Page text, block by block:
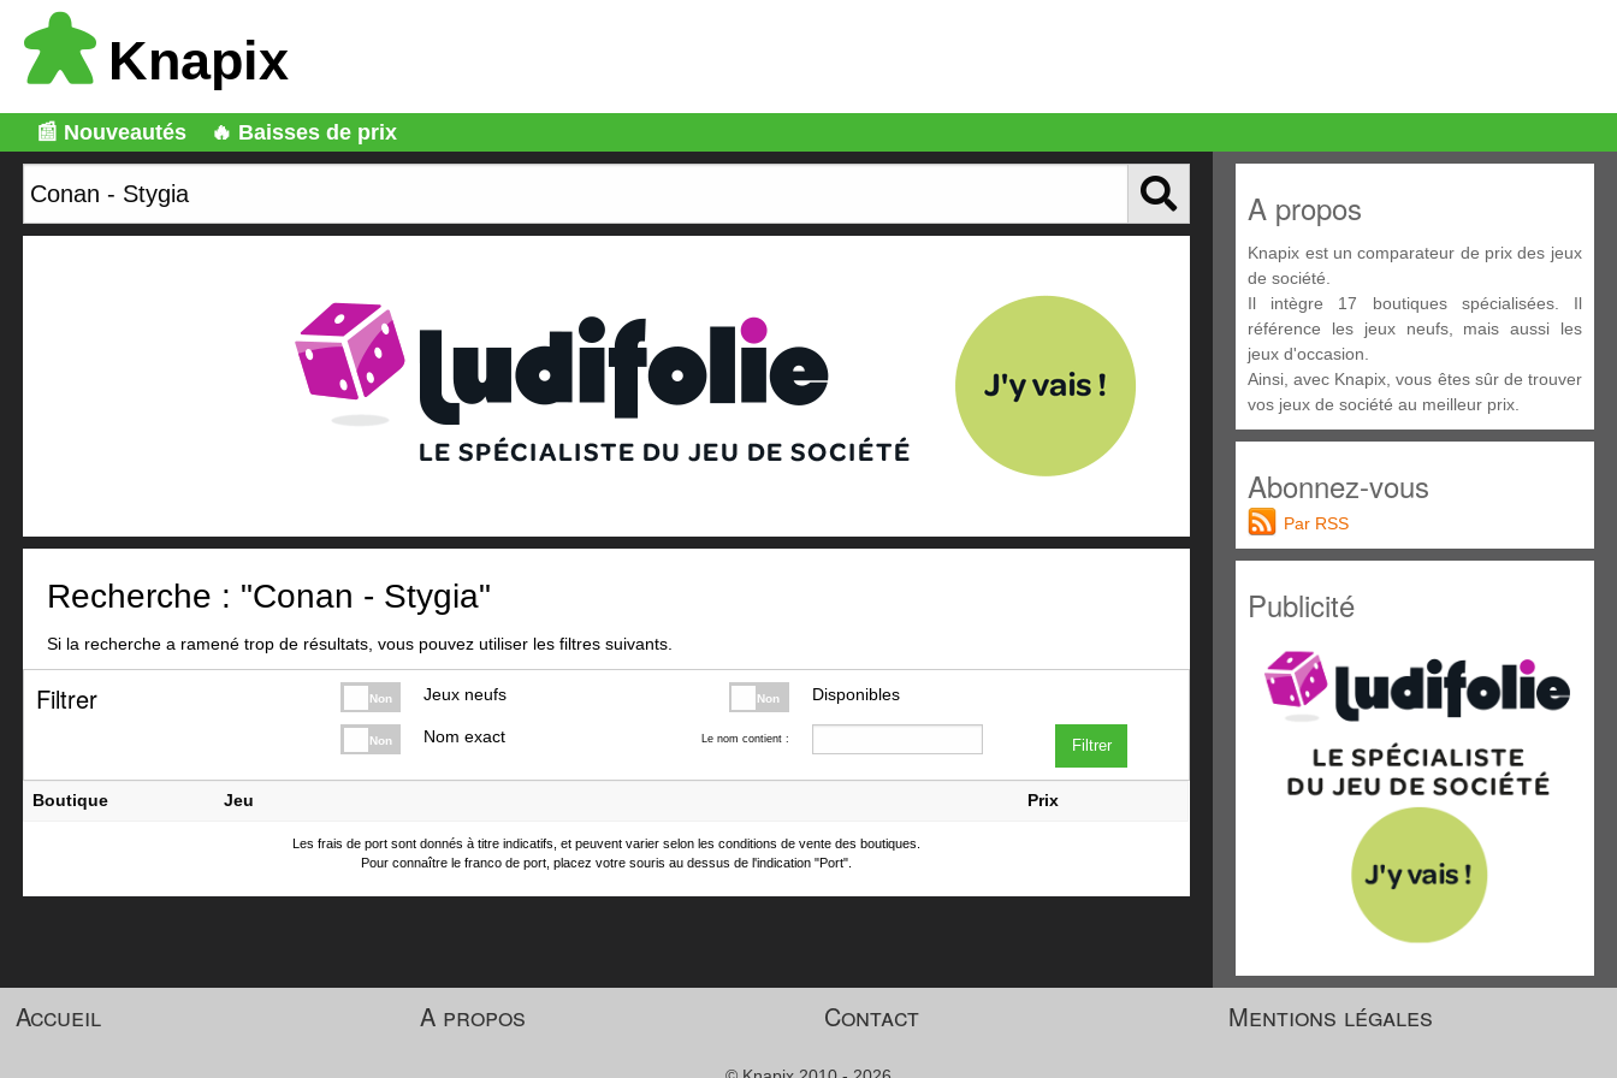
Knapix
📰 Nouveautés 🔥 Baisses de prix
Recherche : "Conan - Stygia"
Si la recherche a ramené trop de résultats, vous pouvez utiliser les filtres suivants.
Filtrer Non Jeux neufs Non Disponibles
Non Nom exact Le nom contient : Filtrer
Boutique Jeu Prix
Les frais de port sont donnés à titre indicatifs, et peuvent varier selon les conditions de vente des boutiques.
Pour connaître le franco de port, placez votre souris au dessus de l'indication "Port".
A propos
Knapix est un comparateur de prix des jeux
de société.
Il intègre 17 boutiques spécialisées. Il
référence les jeux neufs, mais aussi les
jeux d'occasion.
Ainsi, avec Knapix, vous êtes sûr de trouver
vos jeux de société au meilleur prix.
Abonnez-vous
Par RSS
Publicité
Accueil A propos Contact Mentions légales